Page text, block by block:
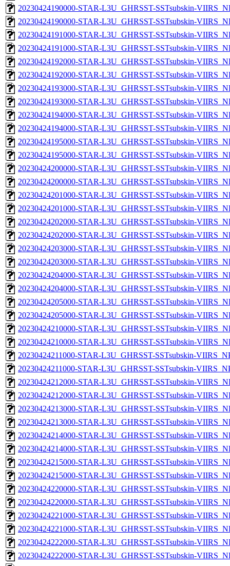
20230424190000-STAR-L3U_GHRSST-SSTsubskin-
20230424190000-STAR-L3U_GHRSST-SSTsubskin-
20230424191000-STAR-L3U_GHRSST-SSTsubskin-
20230424191000-STAR-L3U_GHRSST-SSTsubskin-
20230424192000-STAR-L3U_GHRSST-SSTsubskin-
20230424192000-STAR-L3U_GHRSST-SSTsubskin-
20230424193000-STAR-L3U_GHRSST-SSTsubskin-
20230424193000-STAR-L3U_GHRSST-SSTsubskin-
20230424194000-STAR-L3U_GHRSST-SSTsubskin-
20230424194000-STAR-L3U_GHRSST-SSTsubskin-
20230424195000-STAR-L3U_GHRSST-SSTsubskin-
20230424195000-STAR-L3U_GHRSST-SSTsubskin-
20230424200000-STAR-L3U_GHRSST-SSTsubskin-
20230424200000-STAR-L3U_GHRSST-SSTsubskin-
20230424201000-STAR-L3U_GHRSST-SSTsubskin-
20230424201000-STAR-L3U_GHRSST-SSTsubskin-
20230424202000-STAR-L3U_GHRSST-SSTsubskin-
20230424202000-STAR-L3U_GHRSST-SSTsubskin-
20230424203000-STAR-L3U_GHRSST-SSTsubskin-
20230424203000-STAR-L3U_GHRSST-SSTsubskin-
20230424204000-STAR-L3U_GHRSST-SSTsubskin-
20230424204000-STAR-L3U_GHRSST-SSTsubskin-
20230424205000-STAR-L3U_GHRSST-SSTsubskin-
20230424205000-STAR-L3U_GHRSST-SSTsubskin-
20230424210000-STAR-L3U_GHRSST-SSTsubskin-
20230424210000-STAR-L3U_GHRSST-SSTsubskin-
20230424211000-STAR-L3U_GHRSST-SSTsubskin-
20230424211000-STAR-L3U_GHRSST-SSTsubskin-
20230424212000-STAR-L3U_GHRSST-SSTsubskin-
20230424212000-STAR-L3U_GHRSST-SSTsubskin-
20230424213000-STAR-L3U_GHRSST-SSTsubskin-
20230424213000-STAR-L3U_GHRSST-SSTsubskin-
20230424214000-STAR-L3U_GHRSST-SSTsubskin-
20230424214000-STAR-L3U_GHRSST-SSTsubskin-
20230424215000-STAR-L3U_GHRSST-SSTsubskin-
20230424215000-STAR-L3U_GHRSST-SSTsubskin-
20230424220000-STAR-L3U_GHRSST-SSTsubskin-
20230424220000-STAR-L3U_GHRSST-SSTsubskin-
20230424221000-STAR-L3U_GHRSST-SSTsubskin-
20230424221000-STAR-L3U_GHRSST-SSTsubskin-
20230424222000-STAR-L3U_GHRSST-SSTsubskin-
20230424222000-STAR-L3U_GHRSST-SSTsubskin-